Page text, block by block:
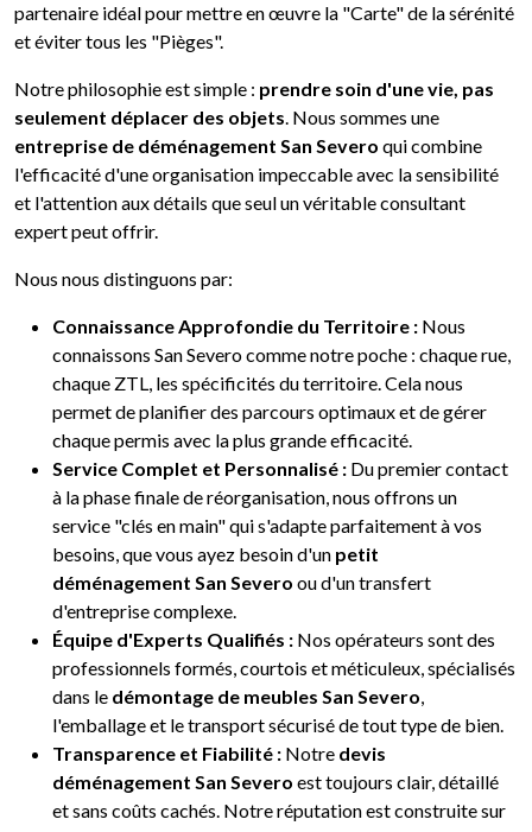
partenaire idéal pour mettre en œuvre la "Carte" de la sérénité
et éviter tous les "Pièges".
Notre philosophie est simple : prendre soin d'une vie, pas
seulement déplacer des objets. Nous sommes une
entreprise de déménagement San Severo qui combine
l'efficacité d'une organisation impeccable avec la sensibilité
et l'attention aux détails que seul un véritable consultant
expert peut offrir.
Nous nous distinguons par:
Connaissance Approfondie du Territoire : Nous
connaissons San Severo comme notre poche : chaque rue,
chaque ZTL, les spécificités du territoire. Cela nous
permet de planifier des parcours optimaux et de gérer
chaque permis avec la plus grande efficacité.
Service Complet et Personnalisé : Du premier contact
à la phase finale de réorganisation, nous offrons un
service "clés en main" qui s'adapte parfaitement à vos
besoins, que vous ayez besoin d'un petit
déménagement San Severo ou d'un transfert
d'entreprise complexe.
Équipe d'Experts Qualifiés : Nos opérateurs sont des
professionnels formés, courtois et méticuleux, spécialisés
dans le démontage de meubles San Severo,
l'emballage et le transport sécurisé de tout type de bien.
Transparence et Fiabilité : Notre devis
déménagement San Severo est toujours clair, détaillé
et sans coûts cachés. Notre réputation est construite sur